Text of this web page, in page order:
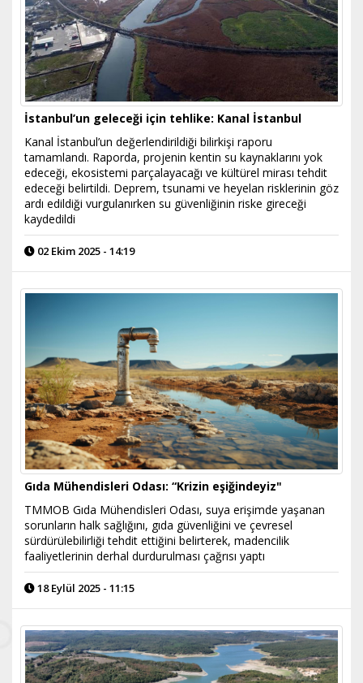
İstanbul’un geleceği için tehlike: Kanal İstanbul
Kanal İstanbul’un değerlendirildiği bilirkişi raporu
tamamlandı. Raporda, projenin kentin su kaynaklarını yok
edeceği, ekosistemi parçalayacağı ve kültürel mirası tehdit
edeceği belirtildi. Deprem, tsunami ve heyelan risklerinin göz
ardı edildiği vurgulanırken su güvenliğinin riske gireceği
kaydedildi
02 Ekim 2025 - 14:19
Gıda Mühendisleri Odası: “Krizin eşiğindeyiz"
TMMOB Gıda Mühendisleri Odası, suya erişimde yaşanan
sorunların halk sağlığını, gıda güvenliğini ve çevresel
sürdürülebilirliği tehdit ettiğini belirterek, madencilik
faaliyetlerinin derhal durdurulması çağrısı yaptı
18 Eylül 2025 - 11:15